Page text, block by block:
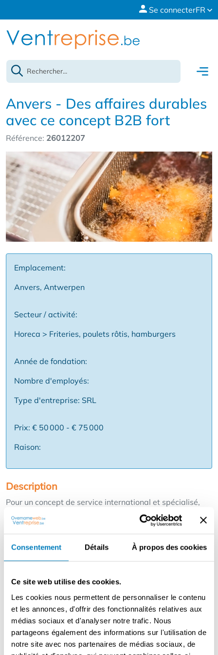
Consentement Détails À propos des cookies
Ce site web utilise des cookies.
Les cookies nous permettent de personnaliser le contenu
et les annonces, d'offrir des fonctionnalités relatives aux
médias sociaux et d'analyser notre trafic. Nous
partageons également des informations sur l'utilisation de
notre site avec nos partenaires de médias sociaux, de
Se connecterFR
Anvers - Des affaires durables
avec ce concept B2B fort
Référence: 26012207
Emplacement:
Anvers, Antwerpen
Secteur / activité:
Horeca > Friteries, poulets rôtis, hamburgers
Année de fondation:
Nombre d'employés:
Type d'entreprise: SRL
Prix: € 50 000 - € 75 000
Raison:
Description
Pour un concept de service international et spécialisé,
nous recherchons un franchisé dans la région d'Anvers.
Le concept se concentre sur le nettoyage des filtres, la
gestion des graisses et l'entretien pour les
professionnels de la restauration et de l'alimentation, en
mettant l'accent sur la durabilité et la réduction des
missions récurrentes sur un marché où la demande est
constante. Vous reprendrez une opération opérationnelle
avec des clients existants et le soutien de la franchise en
termes de formation, d'outils et d'approche commerciale.
Idéal pour les entrepreneurs qui aiment le B2B, le service
et les revenus récurrents. Quelques atouts ✅ Clients